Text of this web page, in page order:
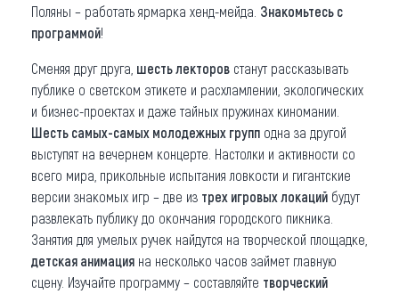
Поляны – работать ярмарка хенд-мейда. Знакомьтесь с
программой!
Сменяя друг друга, шесть лекторов станут рассказывать
публике о светском этикете и расхламлении, экологических
и бизнес-проектах и даже тайных пружинах киномании.
Шесть самых-самых молодежных групп одна за другой
выступят на вечернем концерте. Настолки и активности со
всего мира, прикольные испытания ловкости и гигантские
версии знакомых игр – две из трех игровых локаций будут
развлекать публику до окончания городского пикника.
Занятия для умелых ручек найдутся на творческой площадке,
детская анимация на несколько часов займет главную
сцену. Изучайте программу – составляйте творческий